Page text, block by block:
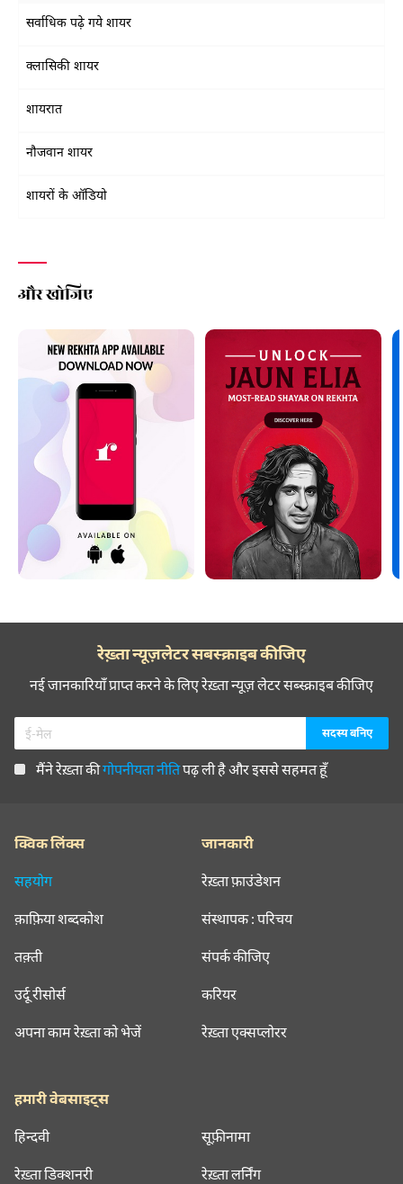
सर्वाधिक पढ़े गये शायर
क्लासिकी शायर
शायरात
नौजवान शायर
शायरों के ऑडियो
और खोजिए
रेख़्ता न्यूज़लेटर सबस्क्राइब कीजिए
नई जानकारियाँ प्राप्त करने के लिए रेख़्ता न्यूज़ लेटर सब्स्क्राइब कीजिए
मैंने रेख़्ता कीगोपनीयता नीतिपढ़ ली है और इससे सहमत हूँ
क्विक लिंक्स
सहयोग
क़ाफ़िया शब्दकोश
तक़्ती
उर्दू रीसोर्स
अपना काम रेख़्ता को भेजें
जानकारी
रेख़्ता फ़ाउंडेशन
संस्थापक : परिचय
संपर्क कीजिए
करियर
रेख़्ता एक्सप्लोरर
हमारी वेबसाइट्स
हिन्दवी सूफ़ीनामा
रेख़्ता डिक्शनरी रेख़्ता लर्निंग